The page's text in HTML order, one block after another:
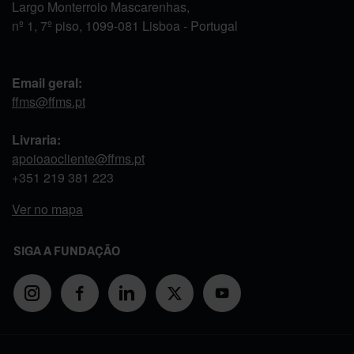
Largo Monterroio Mascarenhas,
nº 1, 7º piso, 1099-081 Lisboa - Portugal
Email geral:
ffms@ffms.pt
Livraria:
apoioaocliente@ffms.pt
+351 219 381 223
Ver no mapa
SIGA A FUNDAÇÃO